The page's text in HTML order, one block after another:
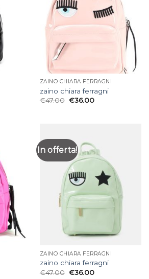
ZAINO CHIARA FERRAGNI
zaino chiara ferragni
€47.00 €36.00
In offerta!
ZAINO CHIARA FERRAGNI
zaino chiara ferragni
€47.00 €36.00